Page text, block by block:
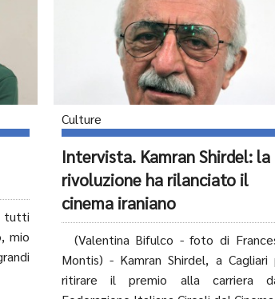
tutti
mio
Culture
Intervista. Kamran Shirdel: la
rivoluzione ha rilanciato il
cinema iraniano
(Valentina Bifulco - foto di
Montis) - Kamran Shirdel, a Cagliari
ritirare il premio alla carriera